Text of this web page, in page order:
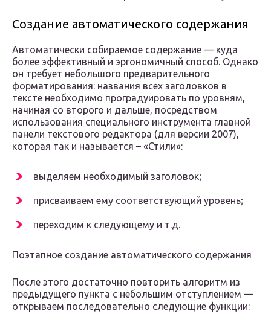
Создание автоматического содержания
Автоматически собираемое содержание — куда
более эффективный и эргономичный способ. Однако
он требует небольшого предварительного
форматирования: названия всех заголовков в
тексте необходимо проградуировать по уровням,
начиная со второго и дальше, посредством
использования специального инструмента главной
панели текстового редактора (для версии 2007),
которая так и называется – «Стили»:
выделяем необходимый заголовок;
присваиваем ему соответствующий уровень;
переходим к следующему и т.д.
Поэтапное создание автоматического содержания
После этого достаточно повторить алгоритм из
предыдущего пункта с небольшим отступлением —
открываем последовательно следующие функции: